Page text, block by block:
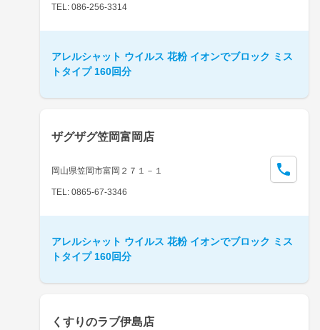
TEL: 086-256-3314
アレルシャット ウイルス 花粉 イオンでブロック ミス
トタイプ 160回分
ザグザグ笠岡富岡店
岡山県笠岡市富岡２７１－１
TEL: 0865-67-3346
アレルシャット ウイルス 花粉 イオンでブロック ミス
トタイプ 160回分
くすりのラブ伊島店